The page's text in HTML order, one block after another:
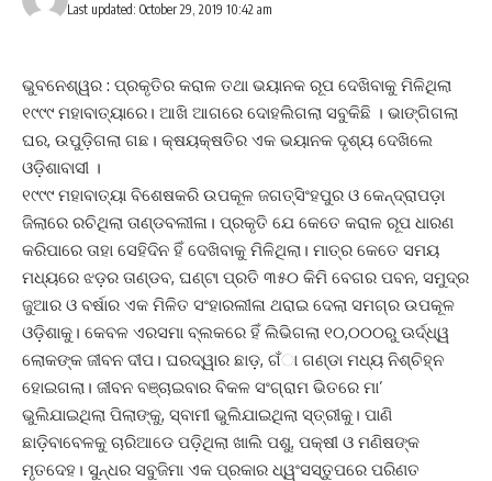
Last updated: October 29, 2019 10:42 am
ଭୁବନେଶ୍ୱର : ପ୍ରକୃତିର କରାଳ ତଥା ଭୟାନକ ରୂପ ଦେଖିବାକୁ ମିଳିଥିଲା
୧୯୯୯ ମହାବାତ୍ୟାରେ। ଆଖି ଆଗରେ ଦୋହଲିଗଲା ସବୁକିଛି । ଭାଙ୍ଗିଗଲା
ଘର, ଉପୁଡ଼ିଗଲା ଗଛ। କ୍ଷୟକ୍ଷତିର ଏକ ଭୟାନକ ଦୃଶ୍ୟ ଦେଖିଲେ
ଓଡ଼ିଶାବାସୀ ।
୧୯୯୯ ମହାବାତ୍ୟା ବିଶେଷକରି ଉପକୂଳ ଜଗତ୍‌ସିଂହପୁର ଓ କେନ୍ଦ୍ରାପଡ଼ା
ଜିଲାରେ ରଚିଥିଲା ତାଣ୍ଡବଲୀଳା। ପ୍ରକୃତି ଯେ କେତେ କରାଳ ରୂପ ଧାରଣ
କରିପାରେ ତାହା ସେହିଦିନ ହିଁ ଦେଖିବାକୁ ମିଳିଥିଲା। ମାତ୍ର କେତେ ସମୟ
ମଧ୍ୟରେ ଝଡ଼ର ତାଣ୍ଡବ, ଘଣ୍ଟା ପ୍ରତି ୩୫୦ କିମି ବେଗର ପବନ, ସମୁଦ୍ର
ଜୁଆର ଓ ବର୍ଷାର ଏକ ମିଳିତ ସଂହାରଲୀଳା ଥରାଇ ଦେଲା ସମଗ୍ର ଉପକୂଳ
ଓଡ଼ିଶାକୁ। କେବଳ ଏରସମା ବ୍ଲକରେ ହିଁ ଲିଭିଗଲା ୧୦,୦୦୦ରୁ ଊର୍ଦ୍ଧ୍ୱ
ଲୋକଙ୍କ ଜୀବନ ଦୀପ। ଘରଦ୍ୱାର ଛାଡ଼, ଗଁା ଗଣ୍ଡା ମଧ୍ୟ ନିଶ୍ଚିହ୍ନ
ହୋଇଗଲା। ଜୀବନ ବଞ୍ଚାଇବାର ବିକଳ ସଂଗ୍ରାମ ଭିତରେ ମା’
ଭୁଲିଯାଇଥିଲା ପିଲାଙ୍କୁ, ସ୍ବାମୀ ଭୁଲିଯାଇଥିଲା ସ୍ତ୍ରୀକୁ। ପାଣି
ଛାଡ଼ିବାବେଳକୁ ଚାରିଆଡେ ପଡ଼ିଥିଲା ଖାଲି ପଶୁ, ପକ୍ଷୀ ଓ ମଣିଷଙ୍କ
ମୃତଦେହ। ସୁନ୍ଧର ସବୁଜିମା ଏକ ପ୍ରକାର ଧ୍ୱଂସସ୍ତୁପରେ ପରିଣତ